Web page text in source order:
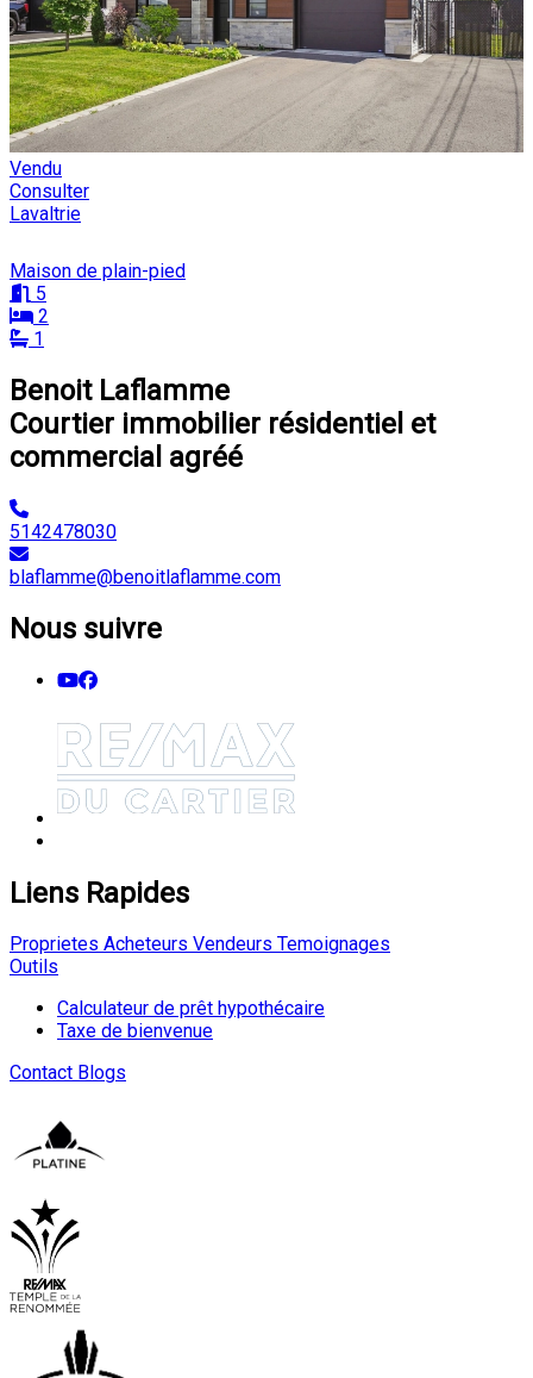
Vendu
Consulter
Lavaltrie
Maison de plain-pied
5
2
1
Benoit Laflamme
Courtier immobilier résidentiel et
commercial agréé
5142478030
blaflamme@benoitlaflamme.com
Nous suivre
Liens Rapides
Proprietes Acheteurs Vendeurs Temoignages
Outils
Calculateur de prêt hypothécaire
Taxe de bienvenue
Contact Blogs